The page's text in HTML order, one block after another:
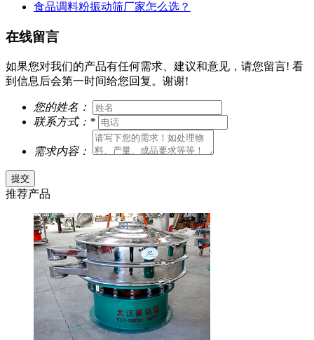
食品调料粉振动筛厂家怎么选？
在线留言
如果您对我们的产品有任何需求、建议和意见，请您留言! 看
到信息后会第一时间给您回复。谢谢!
您的姓名：
联系方式： *
需求内容：
推荐产品